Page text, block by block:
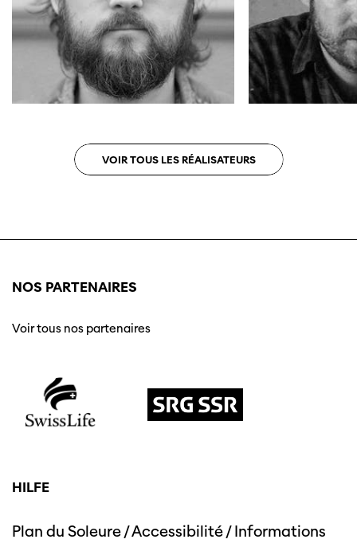
VOIR TOUS LES RÉALISATEURS
NOS PARTENAIRES
Voir tous nos partenaires
HILFE
Plan du Soleure/Accessibilité/Informations